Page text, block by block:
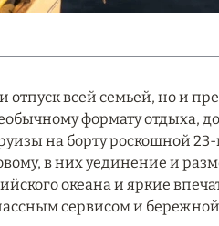
всей семьей, но и
формату отдыха,
на борту роскошной
в них уединение и
океана и яркие
сервисом и бережной